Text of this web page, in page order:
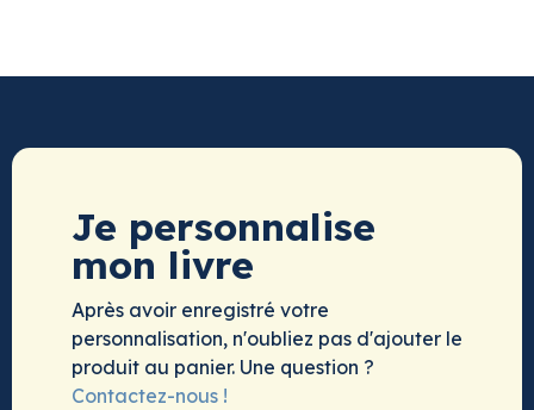
Je personnalise
mon livre
Après avoir enregistré votre
personnalisation, n'oubliez pas d'ajouter le
produit au panier. Une question ?
Contactez-nous !